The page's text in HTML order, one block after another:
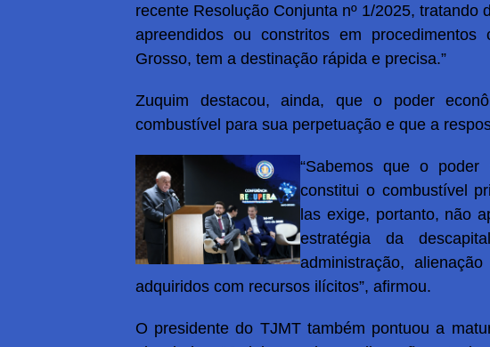
recente Resolução Conjunta nº 1/2025,
apreendidos ou constritos em
Grosso, tem a destinação rápida e precisa.”
Zuquim destacou, ainda, que o poder
combustível para sua perpetuação e que a
“Sabemos que o poder
constitui o combustível
las exige, portanto, não
estratégia da
administração,
adquiridos com recursos ilícitos”, afirmou.
O presidente do TJMT também pontuou a